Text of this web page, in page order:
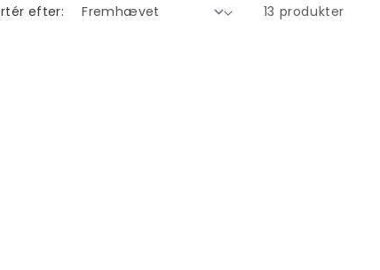
efter: 13 produkter